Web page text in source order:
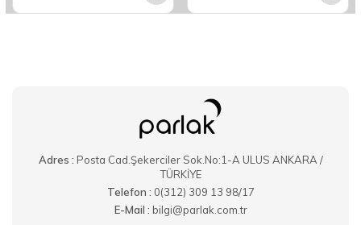
Adres : Posta Cad.Şekerciler Sok.No:1-A ULUS ANKARA /
TÜRKİYE
Telefon : 0(312) 309 13 98/17
E-Mail : bilgi@parlak.com.tr